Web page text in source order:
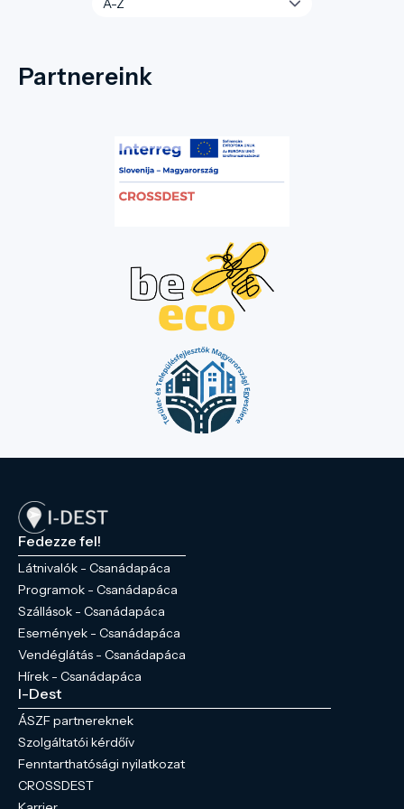
Partnereink
Fedezze fel!
Látnivalók - Csanádapáca
Programok - Csanádapáca
Szállások - Csanádapáca
Események - Csanádapáca
Vendéglátás - Csanádapáca
Hírek - Csanádapáca
I-Dest
ÁSZF partnereknek
Szolgáltatói kérdőív
Fenntarthatósági nyilatkozat
CROSSDEST